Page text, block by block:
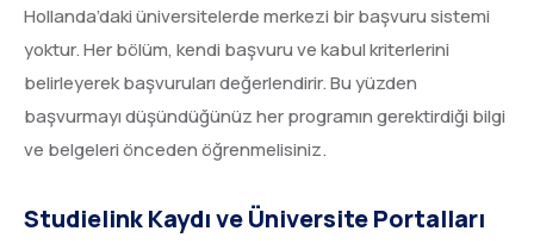
Hollanda’daki üniversitelerde merkezi bir başvuru sistemi
yoktur. Her bölüm, kendi başvuru ve kabul kriterlerini
belirleyerek başvuruları değerlendirir. Bu yüzden
başvurmayı düşündüğünüz her programın gerektirdiği bilgi
ve belgeleri önceden öğrenmelisiniz.
Studielink Kaydı ve Üniversite Portalları